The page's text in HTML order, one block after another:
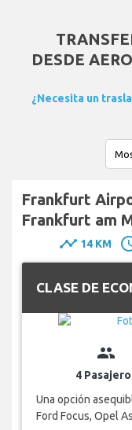
DESDE
¿Necesita un
Frankfurt
Frankfurt am
timeline 14 KM
CLASE DE
group
4
Una opción
Ford Focus, Opel